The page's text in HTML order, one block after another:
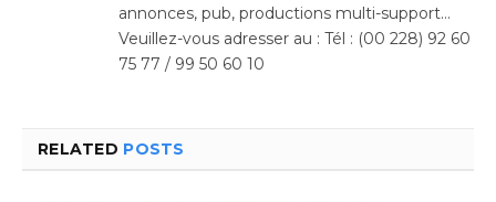
annonces, pub, productions multi-support…
Veuillez-vous adresser au : Tél : (00 228) 92 60
75 77 / 99 50 60 10
RELATED POSTS